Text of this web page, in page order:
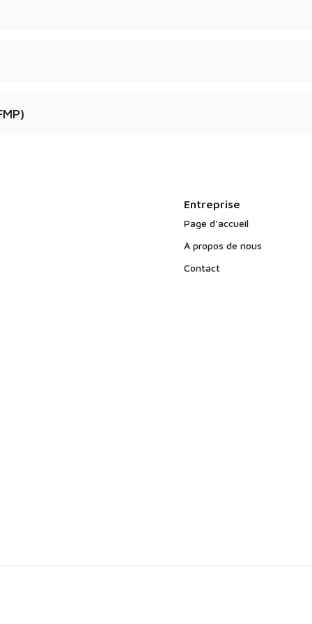
Entreprise
Page d'accueil
À propos de nous
Contact